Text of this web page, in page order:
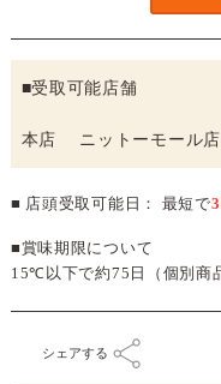
■受取可能店舗
本店 ニットーモール
■ 店頭受取可能日： 最短で
■賞味期限について
15℃以下で約75日（個別商
シェアする